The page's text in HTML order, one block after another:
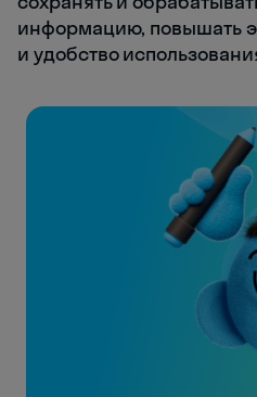
информацию, повышать
и удобство